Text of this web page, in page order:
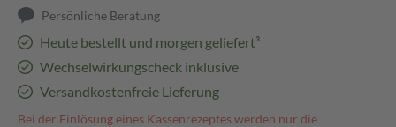
Persönliche Beratung
Heute bestellt und morgen geliefert³
Wechselwirkungscheck inklusive
Versandkostenfreie Lieferung
Bei der Einlösung eines Kassenrezeptes werden nur die